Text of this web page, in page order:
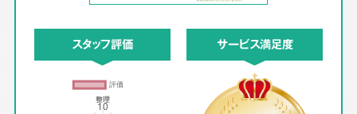
スタッフ評価 サービス満足度